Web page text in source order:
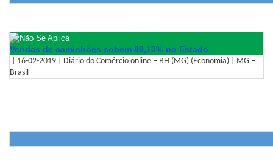
–
Vendas de caminhões sobem 89,13% no Estado
| 16-02-2019 | Diário do Comércio online – BH (MG) (Economia) | MG –
Brasil